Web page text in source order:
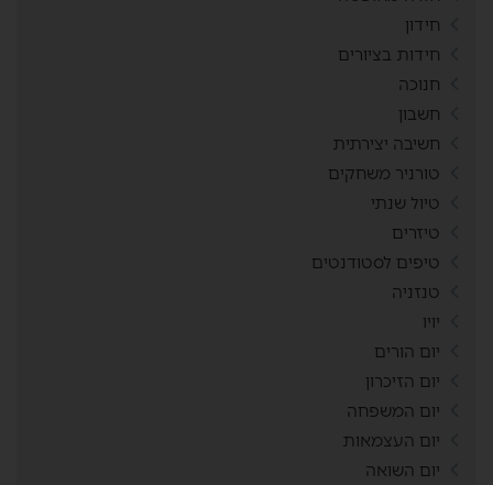
חידון
חידות בציורים
חנוכה
חשבון
חשיבה יצירתית
טורניר משחקים
טיול שנתי
טיזרים
טיפים לסטודנטים
טנזניה
יויו
יום הורים
יום הזיכרון
יום המשפחה
יום העצמאות
יום השואה